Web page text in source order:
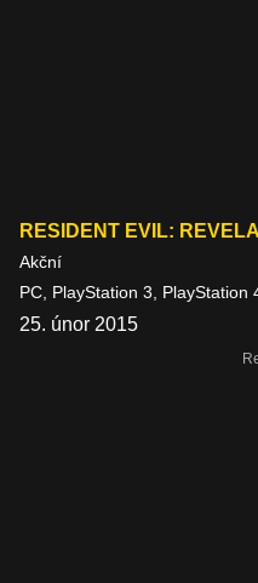
RESIDENT EVIL:
Akční
PC, PlayStation 3,
25. únor 2015